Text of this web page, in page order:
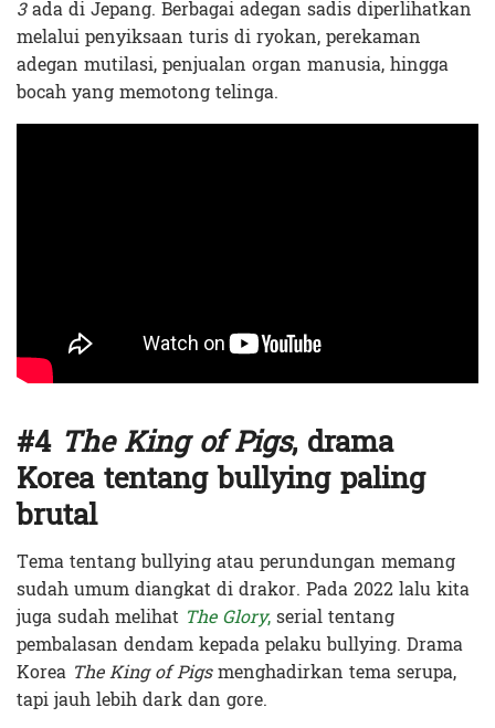
3ada di Jepang. Berbagai adegan sadis diperlihatkan
melalui penyiksaan turis di ryokan, perekaman
adegan mutilasi, penjualan organ manusia, hingga
bocah yang memotong telinga.
#4 The King of Pigs, drama
Korea tentang bullying paling
brutal
Tema tentang bullying atau perundungan memang
sudah umum diangkat di drakor. Pada 2022 lalu kita
juga sudah melihat The Glory,serial tentang
pembalasan dendam kepada pelaku bullying. Drama
Korea The King of Pigsmenghadirkan tema serupa,
tapi jauh lebih dark dan gore.